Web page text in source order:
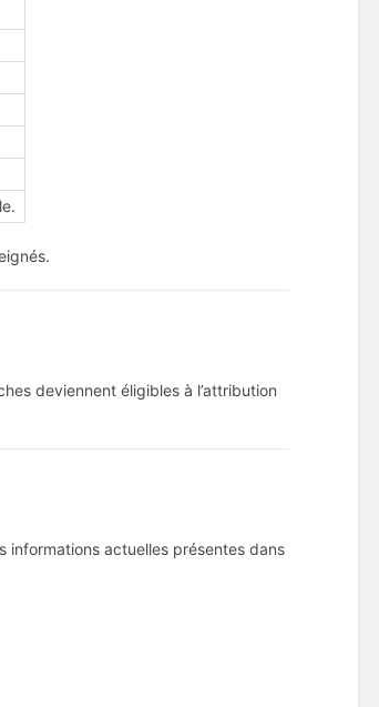
deviennent éligibles à l’attribution
informations actuelles présentes dans